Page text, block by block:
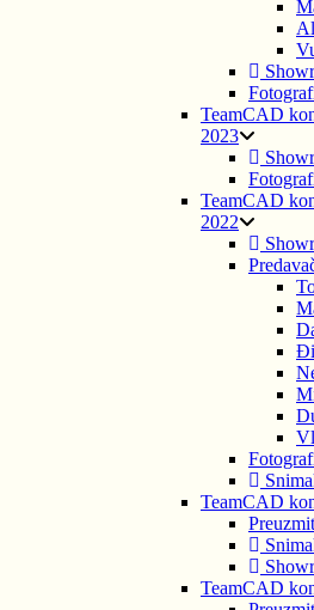
TeamCAD
2023
TeamCAD
2022
TeamCAD
TeamCAD